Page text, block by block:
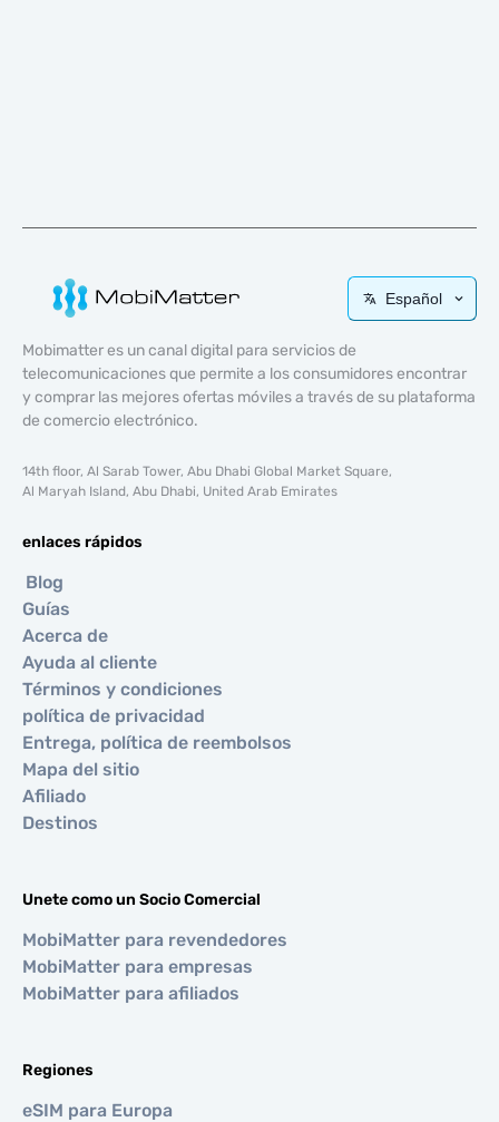
Español
Mobimatter es un canal digital para servicios de
telecomunicaciones que permite a los consumidores encontrar
y comprar las mejores ofertas móviles a través de su plataforma
de comercio electrónico.
14th floor, Al Sarab Tower, Abu Dhabi Global Market Square,
Al Maryah Island, Abu Dhabi, United Arab Emirates
enlaces rápidos
Blog
Guías
Acerca de
Ayuda al cliente
Términos y condiciones
política de privacidad
Entrega, política de reembolsos
Mapa del sitio
Afiliado
Destinos
Unete como un Socio Comercial
MobiMatter para revendedores
MobiMatter para empresas
MobiMatter para afiliados
Regiones
eSIM para Europa